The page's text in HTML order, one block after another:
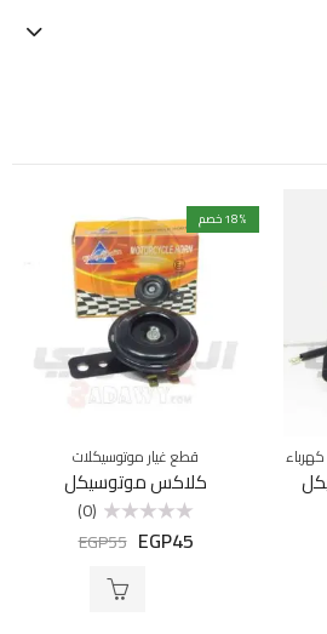
كهرباء
18% خصم
قطع غيار موتوسيكلات
كلاكس موتوسيكل
التقييم
(0)
EGP45
EGP55